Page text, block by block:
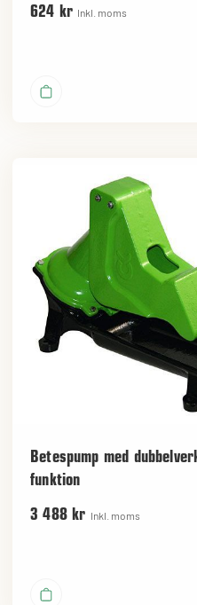
624 kr Inkl. moms
Betespump med
funktion
3 488 kr Inkl. moms